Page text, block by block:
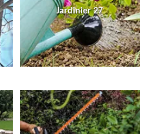
Jardinier 27